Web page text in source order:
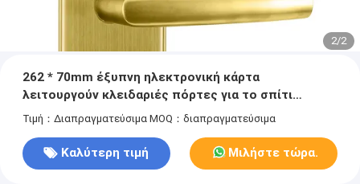
2/2
262 * 70mm έξυπνη ηλεκτρονική κάρτα
λειτουργούν κλειδαριές πόρτες για το σπίτι
ξενοδοχείο κλειδί
Τιμή：Διαπραγματεύσιμα MOQ：διαπραγματεύσιμα
Καλύτερη τιμή Μιλήστε τώρα.